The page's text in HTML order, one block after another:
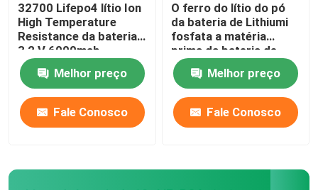
32700 Lifepo4 lítio Ion
High Temperature
Resistance da bateria
3,2 V 6000mah
Melhor preço
Fale Conosco
O ferro do lítio do pó
da bateria de Lithiumi
fosfata a matéria
prima da bateria de
lítio do pó LiFePO4
Melhor preço
Fale Conosco